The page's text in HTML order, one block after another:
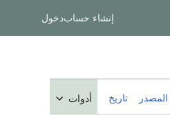
إنشاء حسابدخول
تاريخ أدوات